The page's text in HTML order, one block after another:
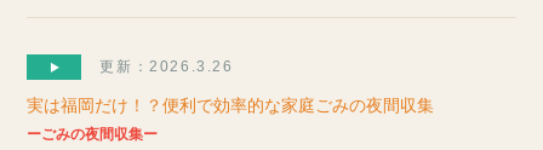
更新：2026.3.26
実は福岡だけ！？便利で効率的な家庭ごみの夜間収集
ーごみの夜間収集ー